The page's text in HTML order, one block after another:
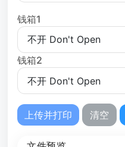
钱箱1
钱箱2
上传并打印 清空